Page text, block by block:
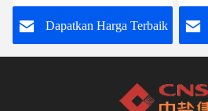
Dapatkan Harga Terbaik